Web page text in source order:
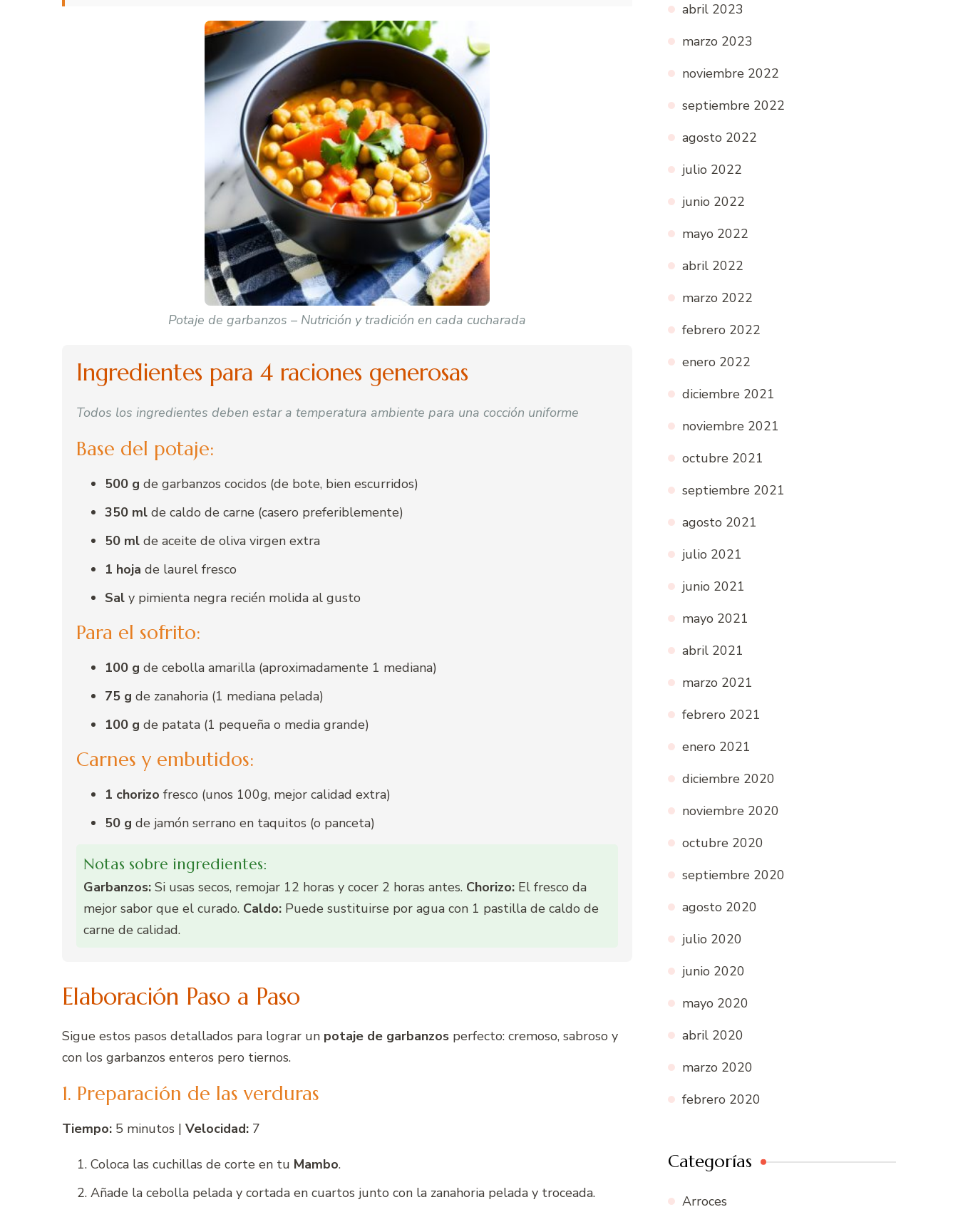
Potaje de garbanzos – Nutrición y tradición en cada cucharada
Ingredientes para 4 raciones generosas
Todos los ingredientes deben estar a temperatura ambiente para una cocción uniforme
Base del potaje:
500 g de garbanzos cocidos (de bote, bien escurridos)
350 ml de caldo de carne (casero preferiblemente)
50 ml de aceite de oliva virgen extra
1 hoja de laurel fresco
Sal y pimienta negra recién molida al gusto
Para el sofrito:
100 g de cebolla amarilla (aproximadamente 1 mediana)
75 g de zanahoria (1 mediana pelada)
100 g de patata (1 pequeña o media grande)
Carnes y embutidos:
1 chorizo fresco (unos 100g, mejor calidad extra)
50 g de jamón serrano en taquitos (o panceta)
Notas sobre ingredientes:
Garbanzos: Si usas secos, remojar 12 horas y cocer 2 horas antes. Chorizo: El fresco da
mejor sabor que el curado. Caldo: Puede sustituirse por agua con 1 pastilla de caldo de
carne de calidad.
Elaboración Paso a Paso
Sigue estos pasos detallados para lograr un potaje de garbanzos perfecto: cremoso, sabroso y
con los garbanzos enteros pero tiernos.
1. Preparación de las verduras
Tiempo: 5 minutos | Velocidad: 7
Coloca las cuchillas de corte en tu Mambo.
Añade la cebolla pelada y cortada en cuartos junto con la zanahoria pelada y troceada.
abril 2023
marzo 2023
noviembre 2022
septiembre 2022
agosto 2022
julio 2022
junio 2022
mayo 2022
abril 2022
marzo 2022
febrero 2022
enero 2022
diciembre 2021
noviembre 2021
octubre 2021
septiembre 2021
agosto 2021
julio 2021
junio 2021
mayo 2021
abril 2021
marzo 2021
febrero 2021
enero 2021
diciembre 2020
noviembre 2020
octubre 2020
septiembre 2020
agosto 2020
julio 2020
junio 2020
mayo 2020
abril 2020
marzo 2020
febrero 2020
Categorías
Arroces